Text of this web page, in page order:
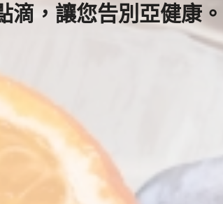
滴，讓您告別亞健康。